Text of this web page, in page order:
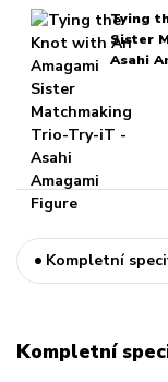
Tying
Sister
Asahi
Kompletní
Kompletní